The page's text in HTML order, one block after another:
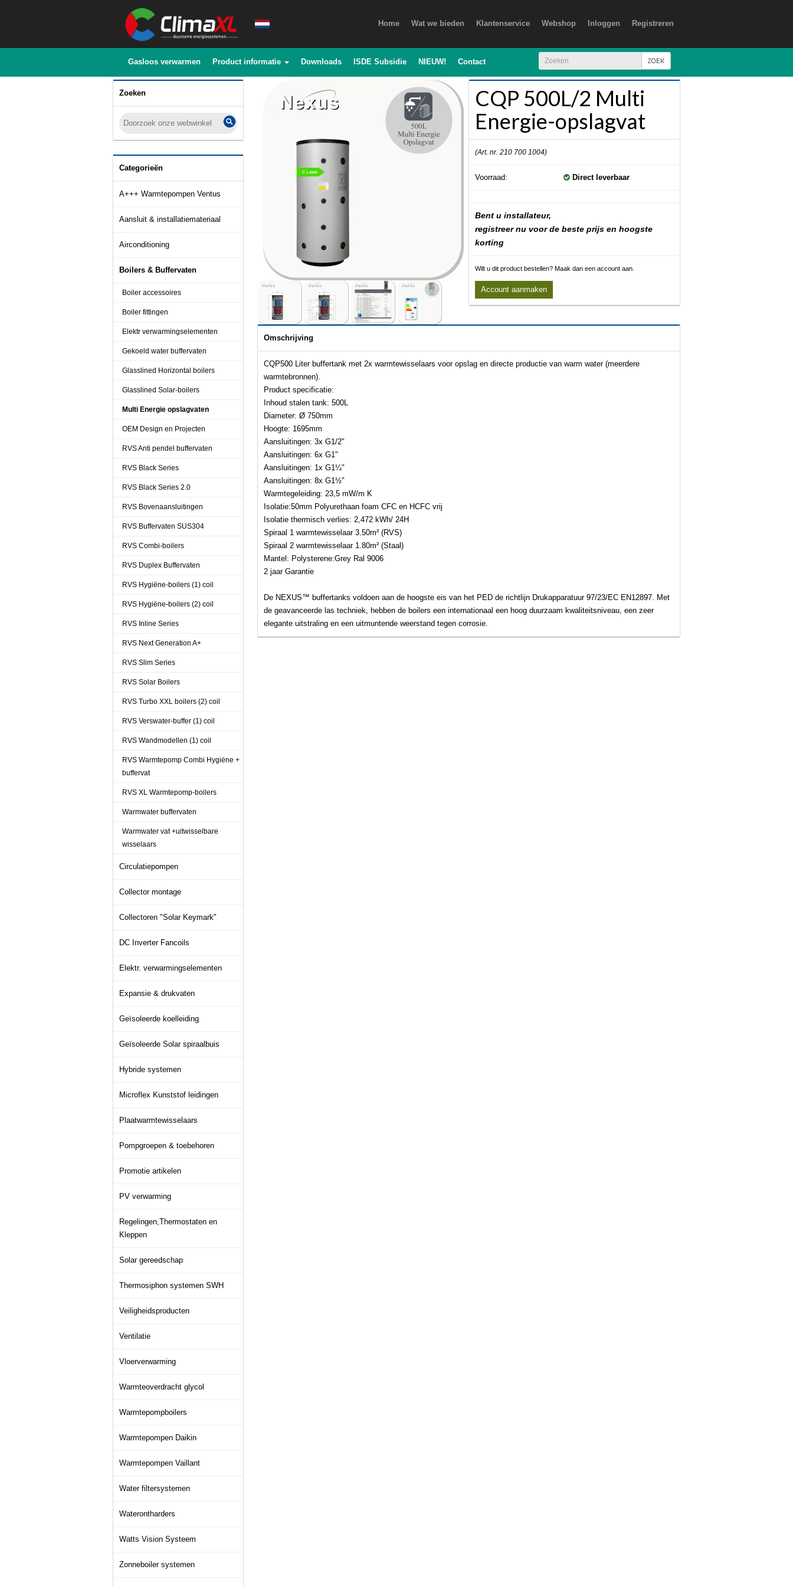
Home Wat we bieden Klantenservice Webshop Inloggen Registreren
Gasloos verwarmen Product informatie Downloads ISDE Subsidie NIEUW! Contact ZOEK
Zoeken
Categorieën
A+++ Warmtepompen Ventus
Aansluit & installatiemateriaal
Airconditioning
Boilers & Buffervaten
Boiler accessoires
Boiler fittingen
Elektr verwarmingselementen
Gekoeld water buffervaten
Glasslined Horizontal boilers
Glasslined Solar-boilers
Multi Energie opslagvaten
OEM Design en Projecten
RVS Anti pendel buffervaten
RVS Black Series
RVS Black Series 2.0
RVS Bovenaansluitingen
RVS Buffervaten SUS304
RVS Combi-boilers
RVS Duplex Buffervaten
RVS Hygiëne-boilers (1) coil
RVS Hygiëne-boilers (2) coil
RVS Inline Series
RVS Next Generation A+
RVS Slim Series
RVS Solar Boilers
RVS Turbo XXL boilers (2) coil
RVS Verswater-buffer (1) coil
RVS Wandmodellen (1) coil
RVS Warmtepomp Combi Hygiëne +
buffervat
RVS XL Warmtepomp-boilers
Warmwater buffervaten
Warmwater vat +uitwisselbare
wisselaars
Circulatiepompen
Collector montage
Collectoren "Solar Keymark"
DC Inverter Fancoils
Elektr. verwarmingselementen
Expansie & drukvaten
Geïsoleerde koelleiding
Geïsoleerde Solar spiraalbuis
Hybride systemen
Microflex Kunststof leidingen
Plaatwarmtewisselaars
Pompgroepen & toebehoren
Promotie artikelen
PV verwarming
Regelingen,Thermostaten en
Kleppen
Solar gereedschap
Thermosiphon systemen SWH
Veiligheidsproducten
Ventilatie
Vloerverwarming
Warmteoverdracht glycol
Warmtepompboilers
Warmtepompen Daikin
Warmtepompen Vaillant
Water filtersystemen
Waterontharders
Watts Vision Systeem
Zonneboiler systemen
CQP 500L/2 Multi
Energie-opslagvat
(Art. nr. 210 700 1004)
Voorraad: Direct leverbaar
Bent u installateur,
registreer nu voor de beste prijs en hoogste
korting
Wilt u dit product bestellen? Maak dan een account aan.
Account aanmaken
Omschrijving
CQP500 Liter buffertank met 2x warmtewisselaars voor opslag en directe productie van warm water (meerdere
warmtebronnen).
Product specificatie:
Inhoud stalen tank: 500L
Diameter: Ø 750mm
Hoogte: 1695mm
Aansluitingen: 3x G1/2"
Aansluitingen: 6x G1"
Aansluitingen: 1x G1¼"
Aansluitingen: 8x G1½"
Warmtegeleiding: 23,5 mW/m K
Isolatie:50mm Polyurethaan foam CFC en HCFC vrij
Isolatie thermisch verlies: 2,472 kWh/ 24H
Spiraal 1 warmtewisselaar 3.50m² (RVS)
Spiraal 2 warmtewisselaar 1.80m² (Staal)
Mantel: Polysterene:Grey Ral 9006
2 jaar Garantie
De NEXUS™ buffertanks voldoen aan de hoogste eis van het PED de richtlijn Drukapparatuur 97/23/EC EN12897. Met
de geavanceerde las techniek, hebben de boilers een internationaal een hoog duurzaam kwaliteitsniveau, een zeer
elegante uitstraling en een uitmuntende weerstand tegen corrosie.